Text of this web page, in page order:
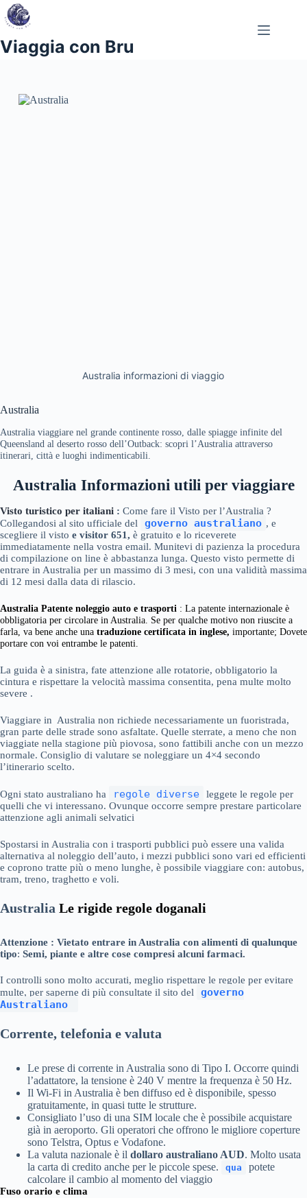
Salta
al
contenuto
Viaggia con Bru
Australia informazioni di viaggio
Australia
Australia viaggiare nel grande continente rosso, dalle spiagge infinite del
Queensland al deserto rosso dell’Outback: scopri l’Australia attraverso
itinerari, città e luoghi indimenticabili.
Australia Informazioni utili per viaggiare
Visto turistico per italiani : Come fare il Visto per l’Australia ?
Collegandosi al sito ufficiale del
governo australiano , e
scegliere il visto e visitor 651, è gratuito e lo riceverete
immediatamente nella vostra email. Munitevi di pazienza la procedura
di compilazione on line è abbastanza lunga. Questo visto permette di
entrare in Australia per un massimo di 3 mesi, con una validità massima
di 12 mesi dalla data di rilascio.
Australia Patente noleggio auto e trasporti : La patente internazionale è
obbligatoria per circolare in Australia. Se per qualche motivo non riuscite a
farla, va bene anche una traduzione certificata in inglese, importante; Dovete
portare con voi entrambe le patenti.
La guida è a sinistra, fate attenzione alle rotatorie, obbligatorio la
cintura e rispettare la velocità massima consentita, pena multe molto
severe .
Viaggiare in Australia non richiede necessariamente un fuoristrada,
gran parte delle strade sono asfaltate. Quelle sterrate, a meno che non
viaggiate nella stagione più piovosa, sono fattibili anche con un mezzo
normale. Consiglio di valutare se noleggiare un 4×4 secondo
l’itinerario scelto.
Ogni stato australiano ha regole diverse
leggete le regole per
quelli che vi interessano. Ovunque occorre sempre prestare particolare
attenzione agli animali selvatici
Spostarsi in Australia con i trasporti pubblici può essere una valida
alternativa al noleggio dell’auto, i mezzi pubblici sono vari ed efficienti
e coprono tratte più o meno lunghe, è possibile viaggiare con: autobus,
tram, treno, traghetto e voli.
Australia Le rigide regole doganali
Attenzione : Vietato entrare in Australia con alimenti di qualunque
tipo: Semi, piante e altre cose compresi alcuni farmaci.
I controlli sono molto accurati, meglio rispettare le regole per evitare
multe, per saperne di più consultate il sito del
governo
Australiano
Corrente, telefonia e valuta
Le prese di corrente in Australia sono di Tipo I. Occorre quindi
l’adattatore, la tensione è 240 V mentre la frequenza è 50 Hz.
Il Wi-Fi in Australia è ben diffuso ed è disponibile, spesso
gratuitamente, in quasi tutte le strutture.
Consigliato l’uso di una SIM locale che è possibile acquistare
già in aeroporto. Gli operatori che offrono le migliore coperture
sono Telstra, Optus e Vodafone.
La valuta nazionale è il dollaro australiano AUD. Molto usata
la carta di credito anche per le piccole spese.
qua
potete
calcolare il cambio al momento del viaggio
Fuso orario e clima